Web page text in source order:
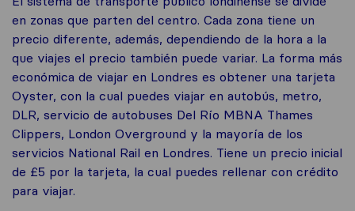
en zonas que parten del centro. Cada zona tiene un
precio diferente, además, dependiendo de la hora a la
que viajes el precio también puede variar. La forma más
económica de viajar en Londres es obtener una tarjeta
Oyster, con la cual puedes viajar en autobús, metro,
DLR, servicio de autobuses Del Río MBNA Thames
Clippers, London Overground y la mayoría de los
servicios National Rail en Londres. Tiene un precio inicial
de £5 por la tarjeta, la cual puedes rellenar con crédito
para viajar.